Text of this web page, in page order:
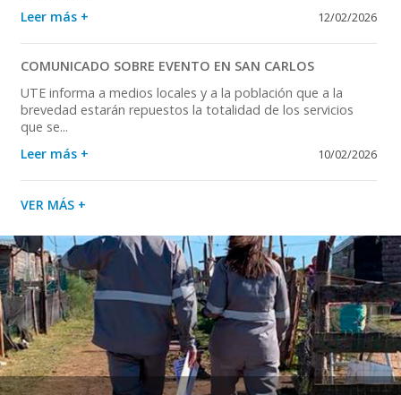
Leer más +
12/02/2026
COMUNICADO SOBRE EVENTO EN SAN CARLOS
UTE informa a medios locales y a la población que a la
brevedad estarán repuestos la totalidad de los servicios
que se...
Leer más +
10/02/2026
VER MÁS +